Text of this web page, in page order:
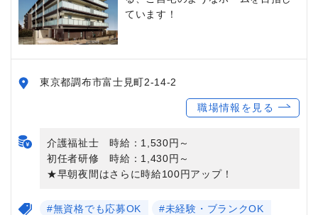
ています！
東京都調布市富士見町2-14-2
職場情報を見る
介護福祉士 時給：1,530円～
初任者研修 時給：1,430円～
★早朝夜間はさらに時給100円アップ！
#無資格でも応募OK
#未経験・ブランクOK